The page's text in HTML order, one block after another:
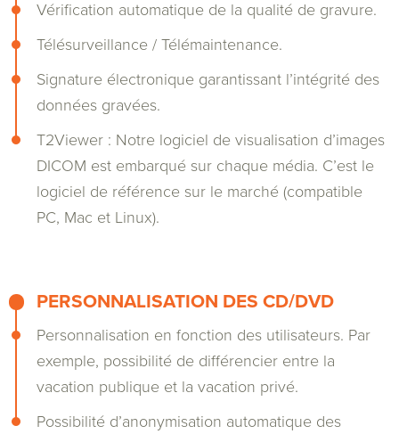
Vérification automatique de la qualité de gravure.
Télésurveillance / Télémaintenance.
Signature électronique garantissant l’intégrité des
données gravées.
T2Viewer : Notre logiciel de visualisation d’images
DICOM est embarqué sur chaque média. C’est le
logiciel de référence sur le marché (compatible
PC, Mac et Linux).
PERSONNALISATION DES CD/DVD
Personnalisation en fonction des utilisateurs. Par
exemple, possibilité de différencier entre la
vacation publique et la vacation privé.
Possibilité d’anonymisation automatique des